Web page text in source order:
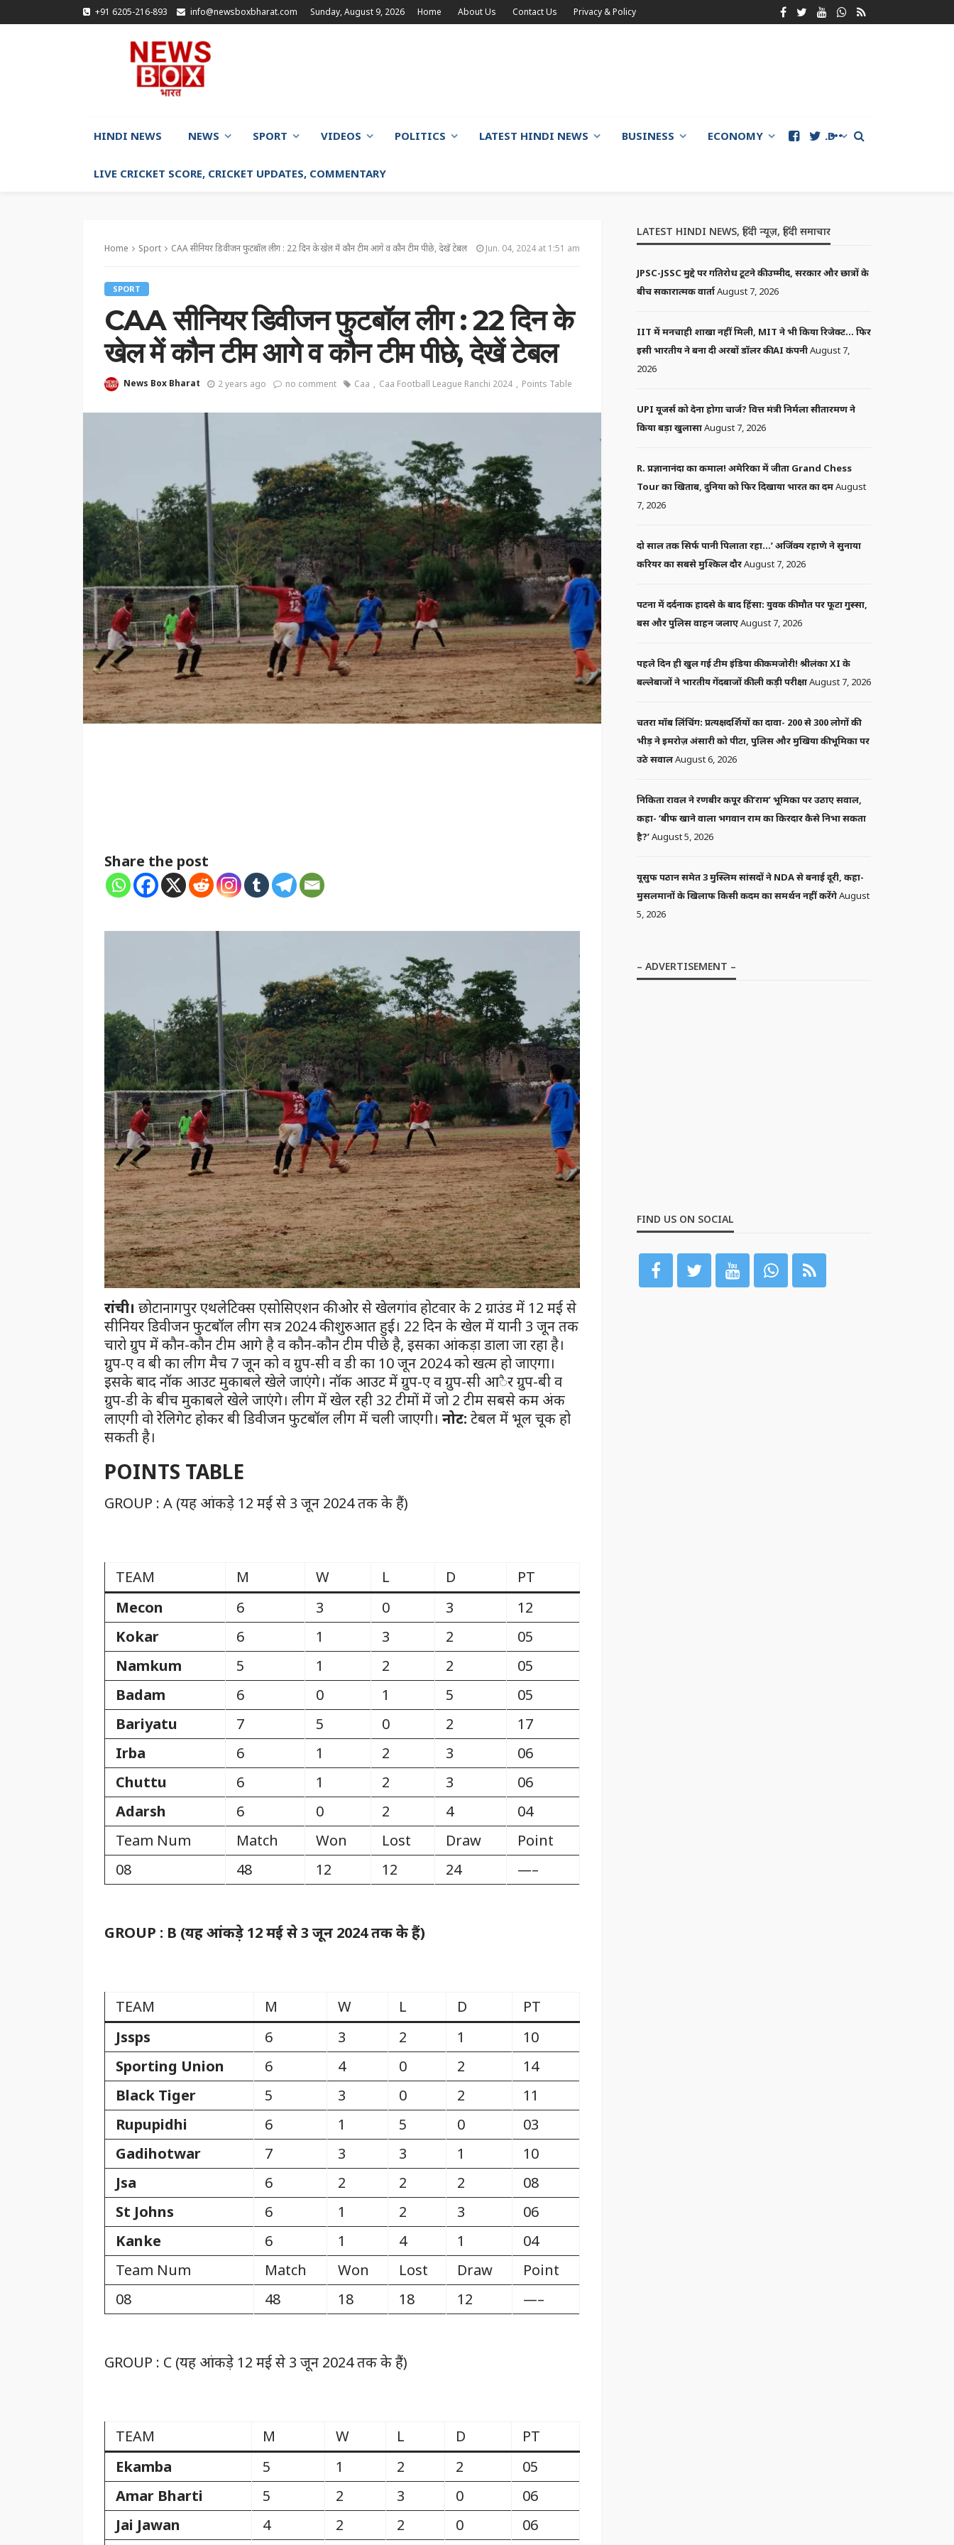
+91 6205-216-893 info@newsboxbharat.com Sunday, August 9, 2026 Home About Us Contact Us Privacy & Policy
HINDI NEWS NEWS SPORT VIDEOS POLITICS LATEST HINDI NEWS BUSINESS ECONOMY WORLD
LIVE CRICKET SCORE, CRICKET UPDATES, COMMENTARY
Home Sport CAA सीनियर डिवीजन फुटबॉल लीग : 22 दिन के खेल में कौन टीम आगे व कौन टीम पीछे, देखें टेबल Jun. 04, 2024 at 1:51 am
SPORT
CAA सीनियर डिवीजन फुटबॉल लीग : 22 दिन के
खेल में कौन टीम आगे व कौन टीम पीछे, देखें टेबल
News Box Bharat 2 years ago no comment Caa Caa Football League Ranchi 2024 Points Table
Share the post
रांची। छोटानागपुर एथलेटिक्स एसोसिएशन की ओर से खेलगांव होटवार के 2 ग्राउंड में 12 मई से
सीनियर डिवीजन फुटबॉल लीग सत्र 2024 की शुरुआत हुई। 22 दिन के खेल में यानी 3 जून तक
चारो ग्रुप में कौन-कौन टीम आगे है व कौन-कौन टीम पीछे है, इसका आंकड़ा डाला जा रहा है।
ग्रुप-ए व बी का लीग मैच 7 जून को व ग्रुप-सी व डी का 10 जून 2024 को खत्म हो जाएगा।
इसके बाद नॉक आउट मुकाबले खेले जाएंगे। नॉक आउट में ग्रुप-ए व ग्रुप-सी आैर ग्रुप-बी व
ग्रुप-डी के बीच मुकाबले खेले जाएंगे। लीग में खेल रही 32 टीमों में जो 2 टीम सबसे कम अंक
लाएगी वो रेलिगेट होकर बी डिवीजन फुटबॉल लीग में चली जाएगी। नोट: टेबल में भूल चूक हो
सकती है।
POINTS TABLE
GROUP : A (यह आंकड़े 12 मई से 3 जून 2024 तक के हैं)
TEAM M W L D
PT
Mecon
6 3 0 3
12
Kokar
6 1 3 2
05
Namkum
5 1 2 2
05
Badam
6 0 1 5
05
Bariyatu
7 5 0 2
17
Irba
6 1 2 3
06
Chuttu
6 1 2 3
06
Adarsh
6 0 2 4
04
Team Num
Match Won Lost Draw
Point
08
48 12 12 24 —–
GROUP : B (यह आंकड़े 12 मई से 3 जून 2024 तक के हैं)
TEAM M W L D
PT
Jssps
6 3 2 1
10
Sporting Union
6 4 0 2
14
Black Tiger
5 3 0 2
11
Rupupidhi
6 1 5 0
03
Gadihotwar
7 3 3 1
10
Jsa
6 2 2 2
08
St Johns
6 1 2 3
06
Kanke
6 1 4 1
04
Team Num
Match Won Lost Draw
Point
08
48 18 18 12 —–
GROUP : C (यह आंकड़े 12 मई से 3 जून 2024 तक के हैं)
TEAM M W L D
PT
Ekamba
5 1 2 2
05
Amar Bharti
5 2 3 0
06
Jai Jawan
4 2 2 0
06
LATEST HINDI NEWS, हिंदी न्यूज़, हिंदी समाचार
JPSC-JSSC मुद्दे पर गतिरोध टूटने की उम्मीद, सरकार और छात्रों के
बीच सकारात्मक वार्ताAugust 7, 2026
IIT में मनचाही शाखा नहीं मिली, MIT ने भी किया रिजेक्ट… फिर
इसी भारतीय ने बना दी अरबों डॉलर की AI कंपनीAugust 7,
2026
UPI यूजर्स को देना होगा चार्ज? वित्त मंत्री निर्मला सीतारमण ने
किया बड़ा खुलासाAugust 7, 2026
R. प्रज्ञानानंदा का कमाल! अमेरिका में जीता Grand Chess
Tour का खिताब, दुनिया को फिर दिखाया भारत का दमAugust
7, 2026
दो साल तक सिर्फ पानी पिलाता रहा…’ अजिंक्य रहाणे ने सुनाया
करियर का सबसे मुश्किल दौरAugust 7, 2026
पटना में दर्दनाक हादसे के बाद हिंसा: युवक की मौत पर फूटा गुस्सा,
बस और पुलिस वाहन जलाएAugust 7, 2026
पहले दिन ही खुल गई टीम इंडिया की कमजोरी! श्रीलंका XI के
बल्लेबाजों ने भारतीय गेंदबाजों की ली कड़ी परीक्षाAugust 7, 2026
चतरा मॉब लिंचिंग: प्रत्यक्षदर्शियों का दावा- 200 से 300 लोगों की
भीड़ ने इमरोज़ अंसारी को पीटा, पुलिस और मुखिया की भूमिका पर
उठे सवालAugust 6, 2026
निकिता रावल ने रणबीर कपूर की ‘राम’ भूमिका पर उठाए सवाल,
कहा- ‘बीफ खाने वाला भगवान राम का किरदार कैसे निभा सकता
है?’August 5, 2026
यूसुफ पठान समेत 3 मुस्लिम सांसदों ने NDA से बनाई दूरी, कहा-
मुसलमानों के खिलाफ किसी कदम का समर्थन नहीं करेंगेAugust
5, 2026
– ADVERTISEMENT –
FIND US ON SOCIAL